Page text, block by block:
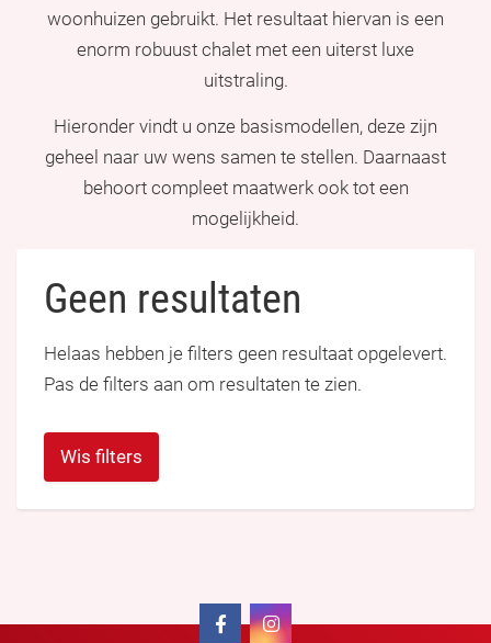
woonhuizen gebruikt. Het resultaat hiervan is een
enorm robuust chalet met een uiterst luxe
uitstraling.
Hieronder vindt u onze basismodellen, deze zijn
geheel naar uw wens samen te stellen. Daarnaast
behoort compleet maatwerk ook tot een
mogelijkheid.
Geen resultaten
Helaas hebben je filters geen resultaat opgelevert.
Pas de filters aan om resultaten te zien.
Wis filters